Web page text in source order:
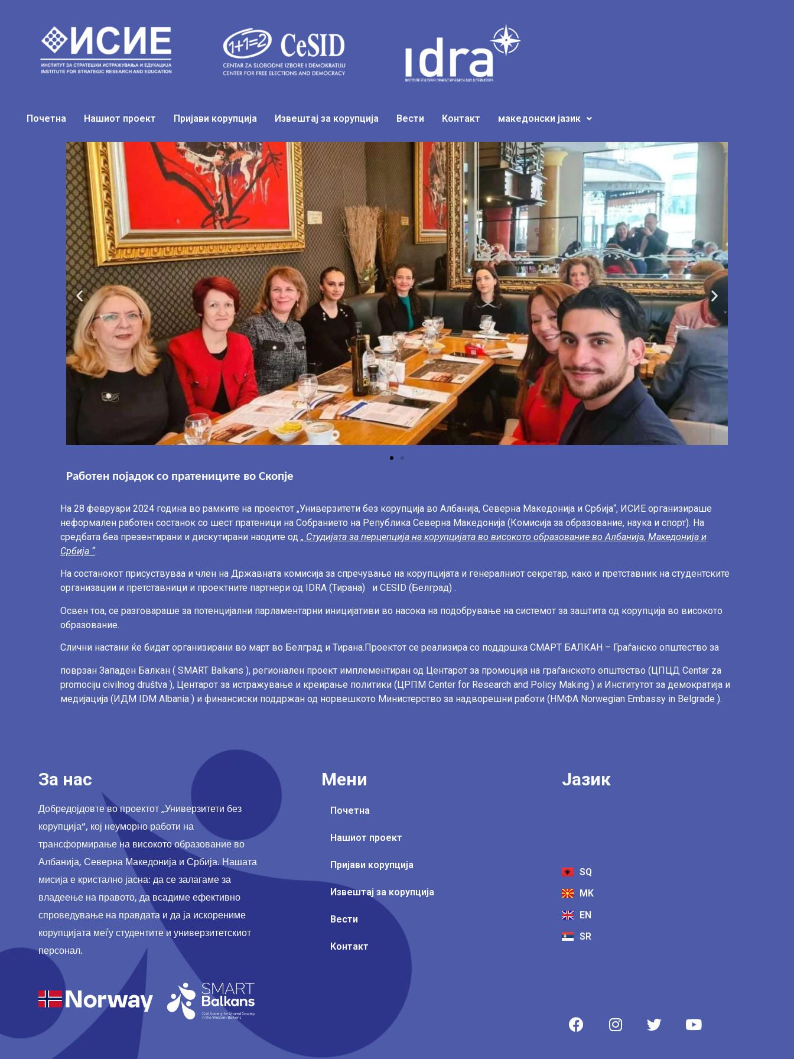
Почетна Нашиот проект Пријави корупција Извештај за корупција Вести Контакт македонски јазик
Работен појадок со пратениците во Скопје
На 28 февруари 2024 година во рамките на проектот „Универзитети без корупција во Албанија, Северна Македонија и Србија“, ИСИЕ организираше
неформален работен состанок со шест пратеници на Собранието на Република Северна Македонија (Комисија за образование, наука и спорт). На
средбата беа презентирани и дискутирани наодите од „ Студијата за перцепција на корупцијата во високото образование во Албанија, Македонија и
Србија “.
На состанокот присуствуваа и член на Државната комисија за спречување на корупцијата и генералниот секретар, како и претставник на студентските
организации и претставници и проектните партнери од IDRA (Тирана) и CESID (Белград) .
Освен тоа, се разговараше за потенцијални парламентарни иницијативи во насока на подобрување на системот за заштита од корупција во високото
образование.
Слични настани ќе бидат организирани во март во Белград и Тирана. Проектот се реализира со поддршка СМАРТ БАЛКАН – Граѓанско општество за
поврзан Западен Балкан ( SMART Balkans ), регионален проект имплементиран од Центарот за промоција на граѓанското општество (ЦПЦД Centar za
promociju civilnog društva ), Центарот за истражување и креирање политики (ЦРПМ Center for Research and Policy Making ) и Институтот за демократија и
медијација (ИДМ IDM Albania ) и финансиски поддржан од норвешкото Министерство за надворешни работи (НМФА Norwegian Embassy in Belgrade ).
За нас
Добредојдовте во проектот „Универзитети без
корупција“, кој неуморно работи на
трансформирање на високото образование во
Албанија, Северна Македонија и Србија. Нашата
мисија е кристално јасна: да се залагаме за
владеење на правото, да всадиме ефективно
спроведување на правдата и да ја искорениме
корупцијата меѓу студентите и универзитетскиот
персонал.
Мени
Почетна
Нашиот проект
Пријави корупција
Извештај за корупција
Вести
Контакт
Јазик
SQ
MK
EN
SR